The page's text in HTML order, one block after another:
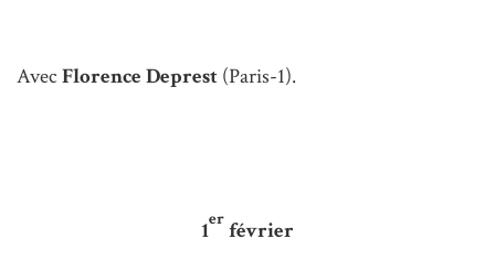
Avec Florence Deprest (Paris-1).
1er février